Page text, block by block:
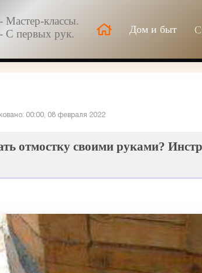
- Мастер-классы.
- С первых рук.
Дом и быт
00:00, 08 февраля 2022
отмостку своими руками?